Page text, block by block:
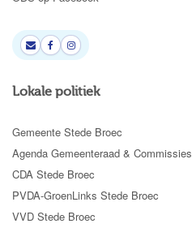
Lokale politiek
Gemeente Stede Broec
Agenda Gemeenteraad & Commissies
CDA Stede Broec
PVDA-GroenLinks Stede Broec
VVD Stede Broec